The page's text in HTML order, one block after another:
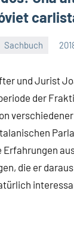
Sachbuch
und Jurist
der
die er